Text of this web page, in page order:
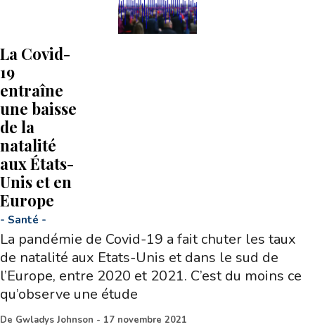
La Covid-
19
entraîne
une baisse
de la
natalité
aux États-
Unis et en
Europe
- Santé -
La pandémie de Covid-19 a fait chuter les taux
de natalité aux Etats-Unis et dans le sud de
l’Europe, entre 2020 et 2021. C’est du moins ce
qu’observe une étude
De Gwladys Johnson - 17 novembre 2021